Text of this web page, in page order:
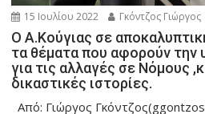
15 Ιουλίου 2022 Γκόντζος Γιώργος
Ο Α.Κούγιας σε
τα θέματα που αφορούν την
για τις αλλαγές σε Νόμους
δικαστικές ιστορίες.
Από: Γιώργος